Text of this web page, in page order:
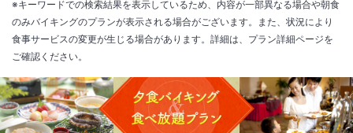
※キーワードでの検索結果を表示しているため、内容が一部異なる場合や朝食
のみバイキングのプランが表示される場合がございます。また、状況により
食事サービスの変更が生じる場合があります。詳細は、プラン詳細ページを
ご確認ください。